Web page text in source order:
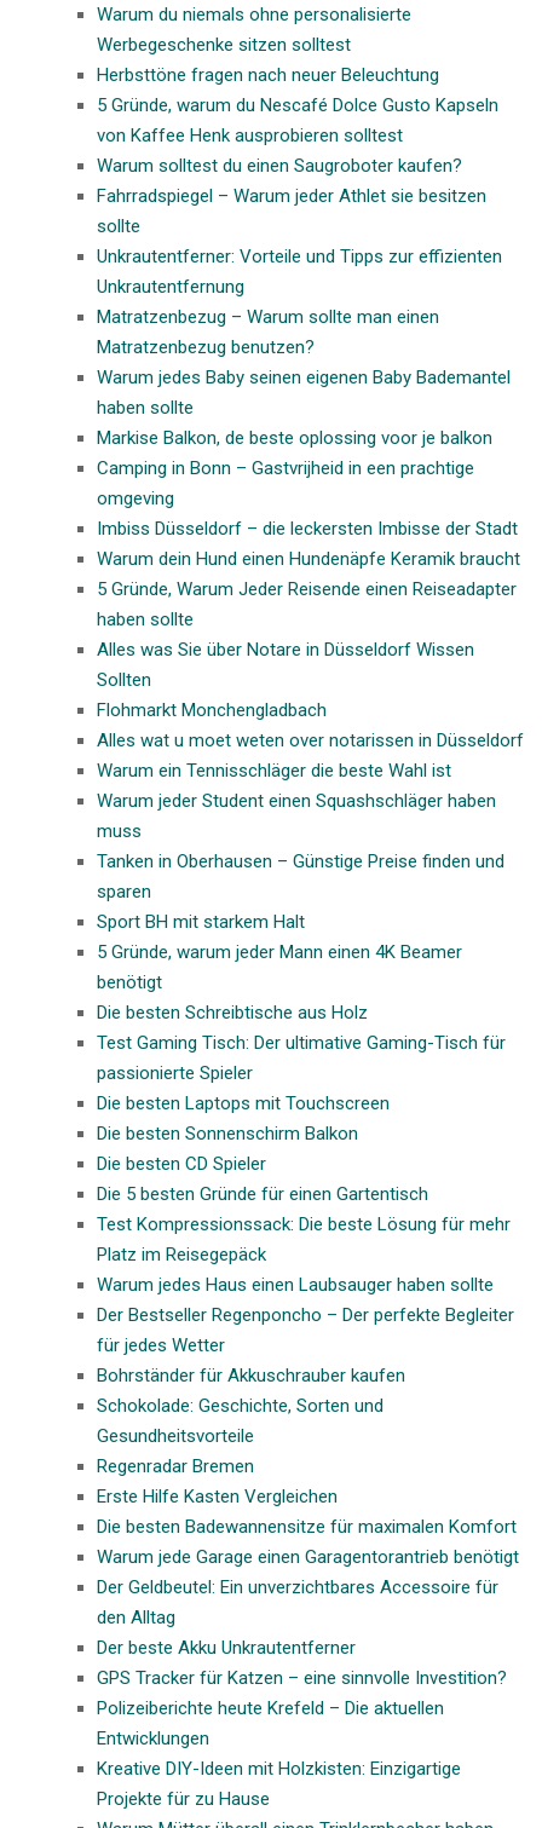
Warum du niemals ohne personalisierte
Werbegeschenke sitzen solltest
Herbsttöne fragen nach neuer Beleuchtung
5 Gründe, warum du Nescafé Dolce Gusto Kapseln
von Kaffee Henk ausprobieren solltest
Warum solltest du einen Saugroboter kaufen?
Fahrradspiegel – Warum jeder Athlet sie besitzen
sollte
Unkrautentferner: Vorteile und Tipps zur effizienten
Unkrautentfernung
Matratzenbezug – Warum sollte man einen
Matratzenbezug benutzen?
Warum jedes Baby seinen eigenen Baby Bademantel
haben sollte
Markise Balkon, de beste oplossing voor je balkon
Camping in Bonn – Gastvrijheid in een prachtige
omgeving
Imbiss Düsseldorf – die leckersten Imbisse der Stadt
Warum dein Hund einen Hundenäpfe Keramik braucht
5 Gründe, Warum Jeder Reisende einen Reiseadapter
haben sollte
Alles was Sie über Notare in Düsseldorf Wissen
Sollten
Flohmarkt Monchengladbach
Alles wat u moet weten over notarissen in Düsseldorf
Warum ein Tennisschläger die beste Wahl ist
Warum jeder Student einen Squashschläger haben
muss
Tanken in Oberhausen – Günstige Preise finden und
sparen
Sport BH mit starkem Halt
5 Gründe, warum jeder Mann einen 4K Beamer
benötigt
Die besten Schreibtische aus Holz
Test Gaming Tisch: Der ultimative Gaming-Tisch für
passionierte Spieler
Die besten Laptops mit Touchscreen
Die besten Sonnenschirm Balkon
Die besten CD Spieler
Die 5 besten Gründe für einen Gartentisch
Test Kompressionssack: Die beste Lösung für mehr
Platz im Reisegepäck
Warum jedes Haus einen Laubsauger haben sollte
Der Bestseller Regenponcho – Der perfekte Begleiter
für jedes Wetter
Bohrständer für Akkuschrauber kaufen
Schokolade: Geschichte, Sorten und
Gesundheitsvorteile
Regenradar Bremen
Erste Hilfe Kasten Vergleichen
Die besten Badewannensitze für maximalen Komfort
Warum jede Garage einen Garagentorantrieb benötigt
Der Geldbeutel: Ein unverzichtbares Accessoire für
den Alltag
Der beste Akku Unkrautentferner
GPS Tracker für Katzen – eine sinnvolle Investition?
Polizeiberichte heute Krefeld – Die aktuellen
Entwicklungen
Kreative DIY-Ideen mit Holzkisten: Einzigartige
Projekte für zu Hause